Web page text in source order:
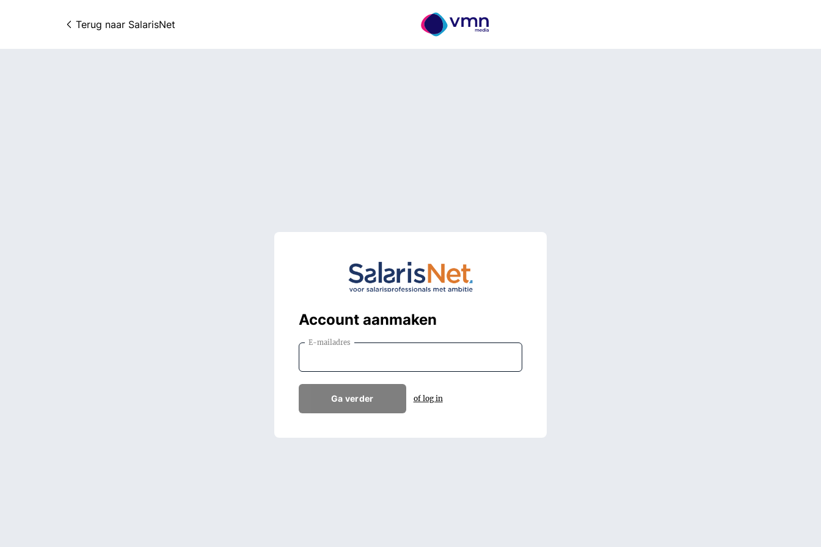
Terug naar SalarisNet
Account aanmaken
E-mailadres
Ga verder of log in